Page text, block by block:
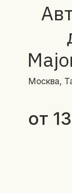
Москва,
от